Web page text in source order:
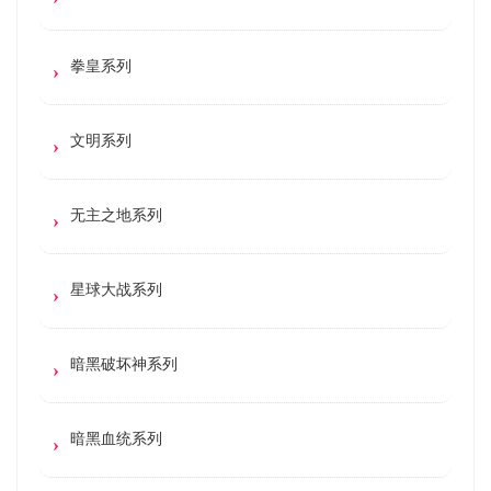
拳皇系列
文明系列
无主之地系列
星球大战系列
暗黑破坏神系列
暗黑血统系列